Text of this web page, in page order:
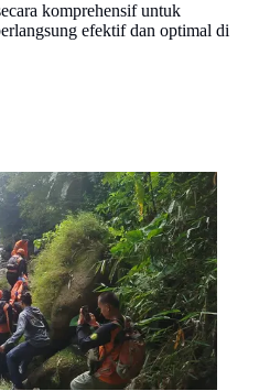
komprehensif untuk
efektif dan optimal di
Fadlan Alparizi (5), balita
Cicatih, Kabupaten